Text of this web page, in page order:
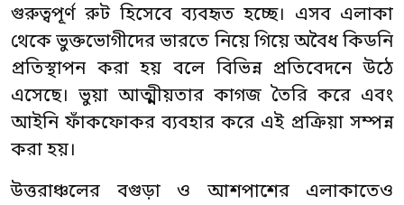
গুরুত্বপূর্ণ রুট হিসেবে ব্যবহৃত হচ্ছে। এসব এলাকা
থেকে ভুক্তভোগীদের ভারতে নিয়ে গিয়ে অবৈধ কিডনি
প্রতিস্থাপন করা হয় বলে বিভিন্ন প্রতিবেদনে উঠে
এসেছে। ভুয়া আত্মীয়তার কাগজ তৈরি করে এবং
আইনি ফাঁকফোকর ব্যবহার করে এই প্রক্রিয়া সম্পন্ন
করা হয়।
উত্তরাঞ্চলের বগুড়া ও আশপাশের এলাকাতেও